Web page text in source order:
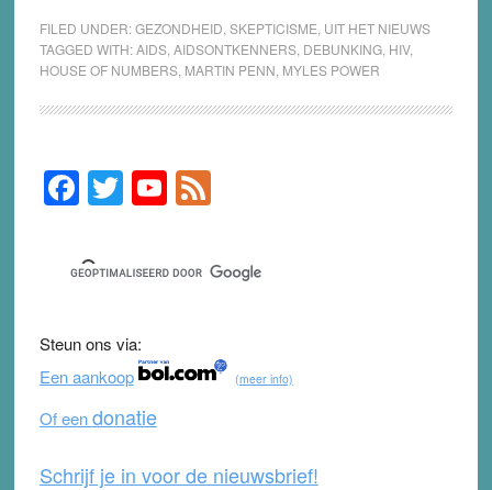
FILED UNDER:GEZONDHEID,SKEPTICISME, UIT HET NIEUWS
TAGGED WITH:AIDS,AIDSONTKENNERS, DEBUNKING, HIV,
HOUSE OF NUMBERS, MARTIN PENN, MYLES POWER
Primary
Sidebar
F
a
c
e
b
o
o
k
T
wi
tt
er
Y
o
u
T
b
e
F
e
d
Steun ons via:
Een aankoop
(meer info)
Of eendonatie
Schrijf je in voor de nieuwsbrief!